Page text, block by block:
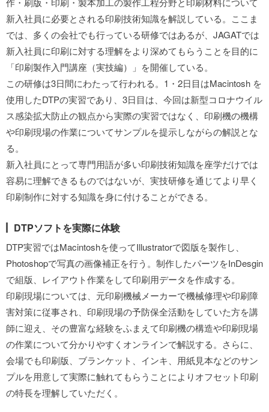
新入社員に必要とされる印刷技術知識を解説している。ここま
では、多くの会社でも行っている研修ではあるが、JAGATでは
新入社員に印刷に対する理解をより深めてもらうことを目的に
「印刷製作入門講座（実技編）」を開催している。
この研修は3日間にわたって行われる。1・2日目はMacintosh を
使用したDTPの実習であり、3日目は、今回は新型コロナウイル
ス感染拡大防止の観点から実際の実習ではなく、印刷機の機構
や印刷現場の作業についてサンプルを提示しながらの解説とな
る。
新入社員にとって専門用語が多い印刷技術知識を座学だけでは
容易に理解できるものではないが、実技研修を通じてより早く
印刷制作に対する知識を身に付けることができる。
DTPソフトを実際に体験
DTP実習ではMacintoshを使ってIllustratorで図版を製作し、
Photoshopで写真の画像補正を行う。制作したパーツをInDesgin
で組版、レイアウト作業をして印刷用データを作成する。
印刷現場については、元印刷機械メーカーで機械修理や印刷障
害対策に従事され、印刷現場の予防保全活動をしていた方を講
師に迎え、その豊富な経験をふまえて印刷機の構造や印刷現場
の作業について分かりやすくオンラインで解説する。さらに、
会場でも印刷版、ブランケット、インキ、用紙見本などのサン
プルを用意して実際に触れてもらうことによりオフセット印刷
の特長を理解していただく。